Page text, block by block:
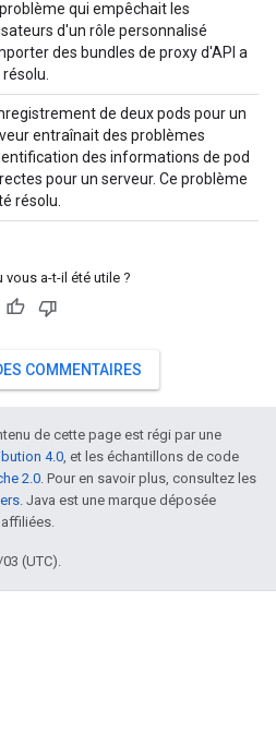
qui empêchait les
d'un rôle personnalisé
des bundles de proxy d'API a
de deux pods pour un
entraînait des problèmes
des informations de pod
pour un serveur. Ce problème
résolu.
vous a-t-il été utile ?
COMMENTAIRES
de cette page est régi par une
4.0, et les échantillons de code
2.0. Pour en savoir plus, consultez les
. Java est une marque déposée
(UTC).